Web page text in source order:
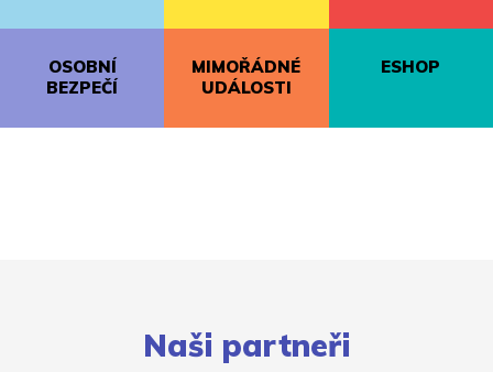
OSOBNÍ
BEZPEČÍ
MIMOŘÁDNÉ
UDÁLOSTI
ESHOP
Naši partneři